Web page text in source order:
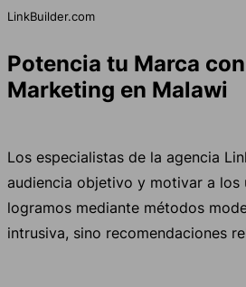
LinkBuilder.com
Potencia tu Marca
Marketing en Malawi
Los especialistas de la agencia
audiencia objetivo y motivar a los
logramos mediante métodos
intrusiva, sino recomendaciones